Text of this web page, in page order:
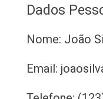
Dados
Nome: João
Email: